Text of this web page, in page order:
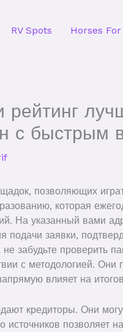
RV Spots Horses
рейтинг
с быстрым
позволяющих
которая
На указанный вами
подачи заявки,
забудьте проверить
с методологией.
влияет на
кредиторы. Они
источников